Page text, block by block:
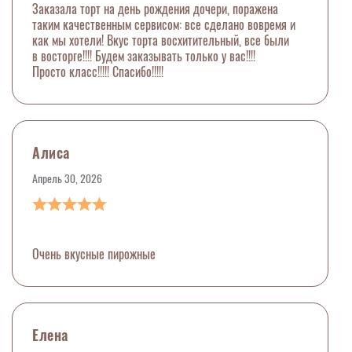
Заказала торт на день рождения дочери, поражена
таким качественным сервисом: все сделано вовремя и
как мы хотели! Вкус торта восхитительный, все были
в восторге!!!! Будем заказывать только у вас!!!!
Просто класс!!!!! Спасибо!!!!!
Алиса
Апрель 30, 2026
Очень вкусные пирожные
Елена